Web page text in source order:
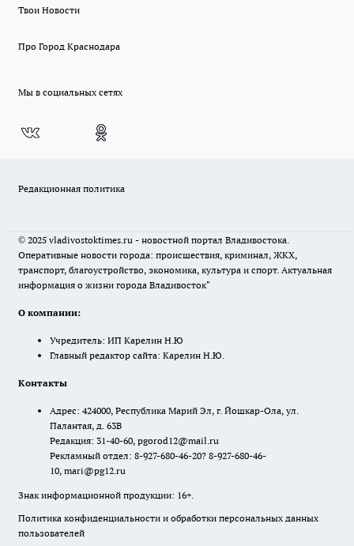
Твои Новости
Про Город Краснодара
Мы в социальных сетях
Редакционная политика
© 2025 vladivostoktimes.ru - новостной портал Владивостока.
Оперативные новости города: происшествия, криминал, ЖКХ,
транспорт, благоустройство, экономика, культура и спорт. Актуальная
информация о жизни города Владивосток"
О компании:
Учредитель: ИП Карелин Н.Ю
Главный редактор сайта: Карелин Н.Ю.
Контакты
Адрес: 424000, Республика Марий Эл, г. Йошкар-Ола, ул.
Палантая, д. 63В
Редакция: 31-40-60, pgorod12@mail.ru
Рекламный отдел: 8-927-680-46-20? 8-927-680-46-
10, mari@pg12.ru
Знак информационной продукции: 16+.
Политика конфиденциальности и обработки персональных данных
пользователей